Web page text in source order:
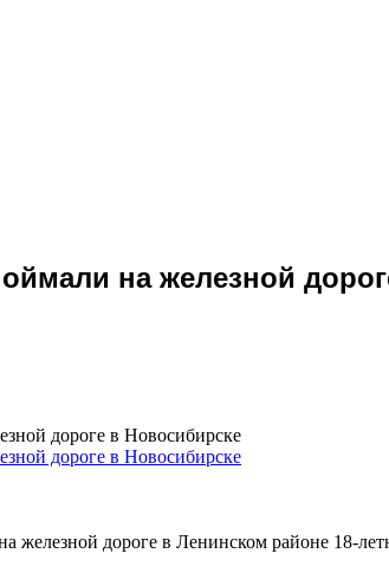
на железной
дороге в Новосибирске
железной дороге в Ленинском районе 18-